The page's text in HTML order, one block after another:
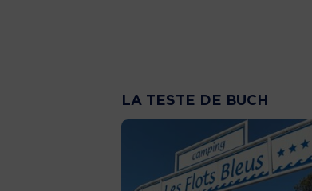
LA TESTE DE BUCH